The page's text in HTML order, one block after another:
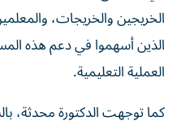
الخريجين والخريجات،
الذين أسهموا في دعم هذه
العملية التعليمية.
كما توجهت الدكتورة محدثة،